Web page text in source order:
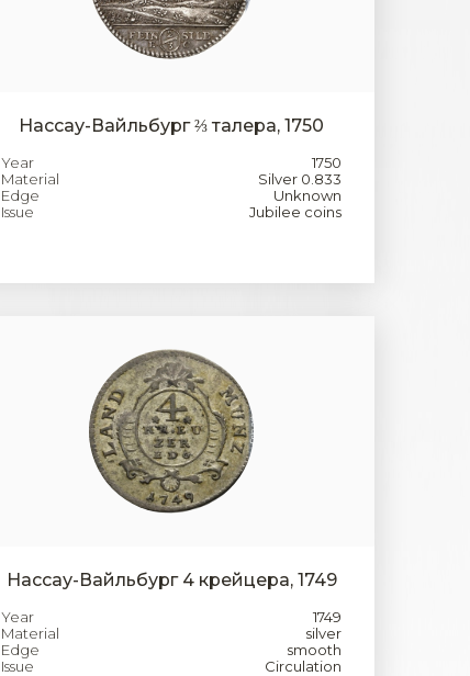
Нассау-Вайльбург ⅔ талера, 1750
Year
1750
Material
Silver 0.833
Edge
Unknown
Issue
Jubilee coins
Нассау-Вайльбург 4 крейцера, 1749
Year
1749
Material
silver
Edge
smooth
Issue
Circulation